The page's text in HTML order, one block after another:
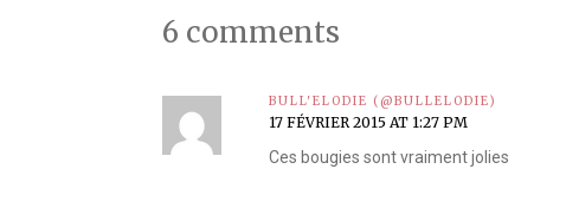
6 comments
BULL'ELODIE (@BULLELODIE)
17 FÉVRIER 2015 AT 1:27 PM
Ces bougies sont vraiment jolies